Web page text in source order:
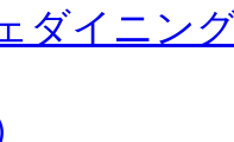
ダイニン